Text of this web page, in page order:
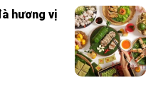
hương vị